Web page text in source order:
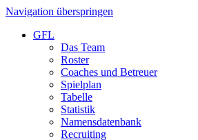
Navigation überspringen
GFL
Das Team
Roster
Coaches und Betreuer
Spielplan
Tabelle
Statistik
Namensdatenbank
Recruiting